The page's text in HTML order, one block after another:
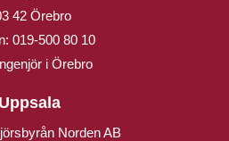
42 Örebro
019-500 80 10
i Örebro
Uppsala
Norden AB